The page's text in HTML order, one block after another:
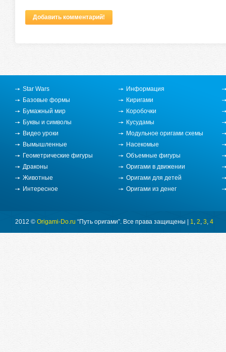
Фирменные коляски из
ребёнку понравится
Добавить комментарий!
Star Wars
Базовые формы
Бумажный мир
Буквы и символы
Видео уроки
Вымышленные
Геометрические фигуры
Драконы
Животные
Интересное
Информация
Киригами
Коробочки
Кусудамы
Модульное оригами схемы
Насекомые
Объемные фигуры
Оригами в движении
Оригами для детей
Оригами из денег
2012 © Origami-Do.ru “Путь оригами”. Все права защищены | 1, 2, 3, 4